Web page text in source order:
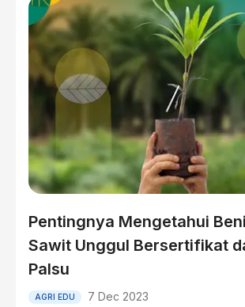
Pentingnya Mengetahui
Sawit Unggul Bersertifikat
Palsu
AGRI EDU 7 Dec 2023